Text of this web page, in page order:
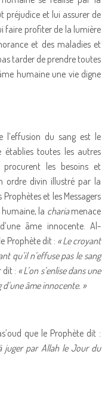
préjudice et lui assurer de
faire profiter de la lumière
et des maladies et
tarder de prendre toutes
humaine une vie digne
l’effusion du sang est le
toutes les autres
les besoins et
ordre divin illustré par la
et les Messagers
humaine, la chariamenace
âme innocente. Al-
Prophète dit : « Le croyant
qu’il n’effuse pas le sang
dit : « L’on s’enlise dans une
âme innocente. »
que le Prophète dit :
juger par Allah le Jour du